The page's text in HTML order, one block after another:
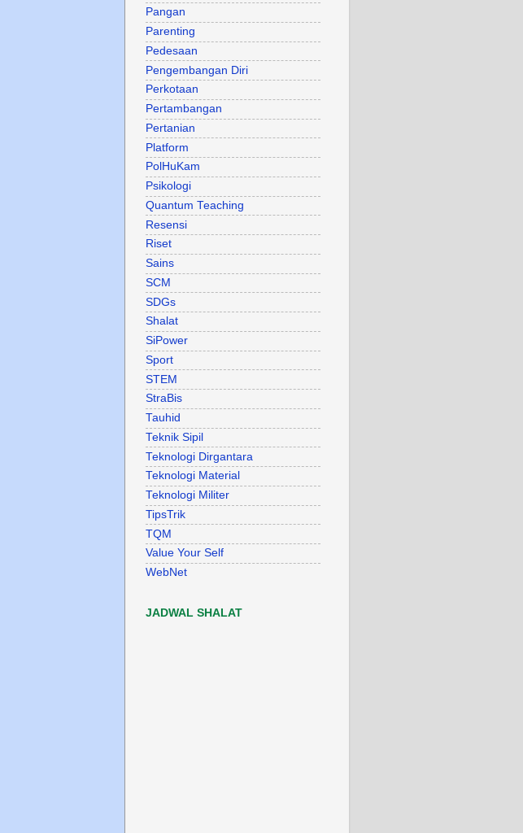
Pangan
Parenting
Pedesaan
Pengembangan Diri
Perkotaan
Pertambangan
Pertanian
Platform
PolHuKam
Psikologi
Quantum Teaching
Resensi
Riset
Sains
SCM
SDGs
Shalat
SiPower
Sport
STEM
StraBis
Tauhid
Teknik Sipil
Teknologi Dirgantara
Teknologi Material
Teknologi Militer
TipsTrik
TQM
Value Your Self
WebNet
JADWAL SHALAT